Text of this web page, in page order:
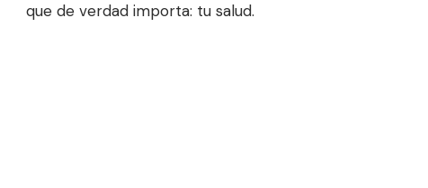
que de verdad importa: tu salud.